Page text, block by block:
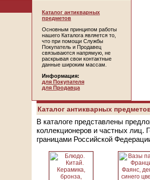
Каталог антикварных
предметов
Основным принципом работы
нашего Каталога является то,
что при помощи Службы
Покупатель и Продавец
связываются напрямую, не
раскрывая свои контактные
данные широким массам.
Информация:
для Покупателя
для Продавца
Каталог антикварных
В каталоге представлены
коллекционеров и частных лиц.
границами Российской